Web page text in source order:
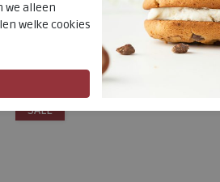
SALE
we alleen
welke cookies